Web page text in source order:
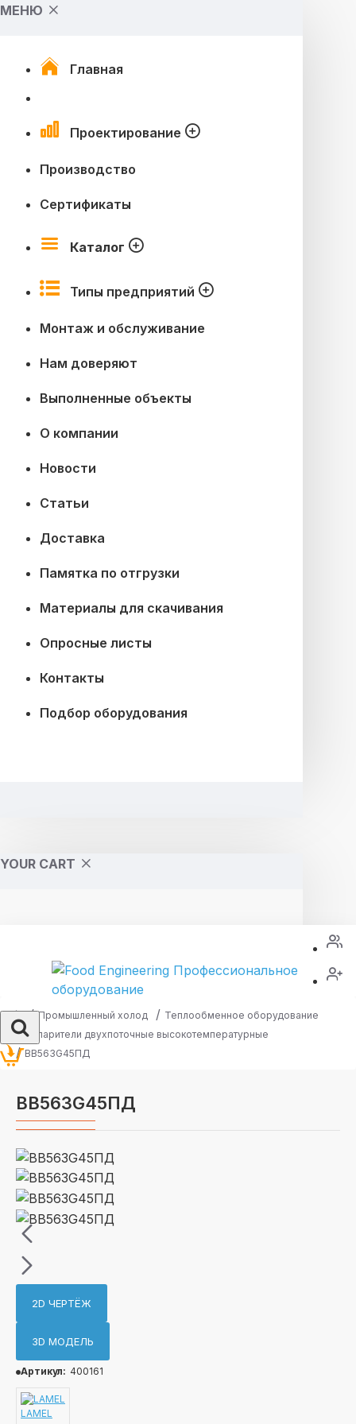
МЕНЮ
Главная
Проектирование
Производство
Сертификаты
Каталог
Типы предприятий
Монтаж и обслуживание
Нам доверяют
Выполненные объекты
О компании
Новости
Статьи
Доставка
Памятка по отгрузки
Материалы для скачивания
Опросные листы
Контакты
Подбор оборудования
YOUR CART
Промышленный холод
Теплообменное оборудование
Испарители двухпоточные высокотемпературные
ВВ563G45ПД
ВВ563G45ПД
2D ЧЕРТЁЖ
3D МОДЕЛЬ
Артикул: 400161
LAMEL